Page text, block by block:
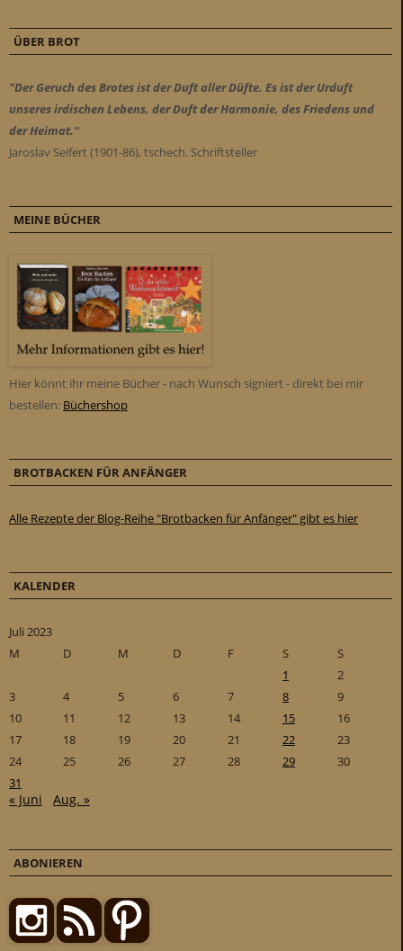
ÜBER BROT
"Der Geruch des Brotes ist der Duft aller Düfte. Es ist der Urduft
unseres irdischen Lebens, der Duft der Harmonie, des Friedens und
der Heimat."
Jaroslav Seifert (1901-86), tschech. Schriftsteller
MEINE BÜCHER
Hier könnt ihr meine Bücher - nach Wunsch signiert - direkt bei mir
bestellen: Büchershop
BROTBACKEN FÜR ANFÄNGER
Alle Rezepte der Blog-Reihe "Brotbacken für Anfänger" gibt es hier
KALENDER
Juli 2023
M
D M D F S
S
1
2
3
4 5 6 7 8
9
10
11 12 13 14 15
16
17
18 19 20 21 22
23
24
25 26 27 28 29
30
31
« Juni Aug. »
ABONIEREN